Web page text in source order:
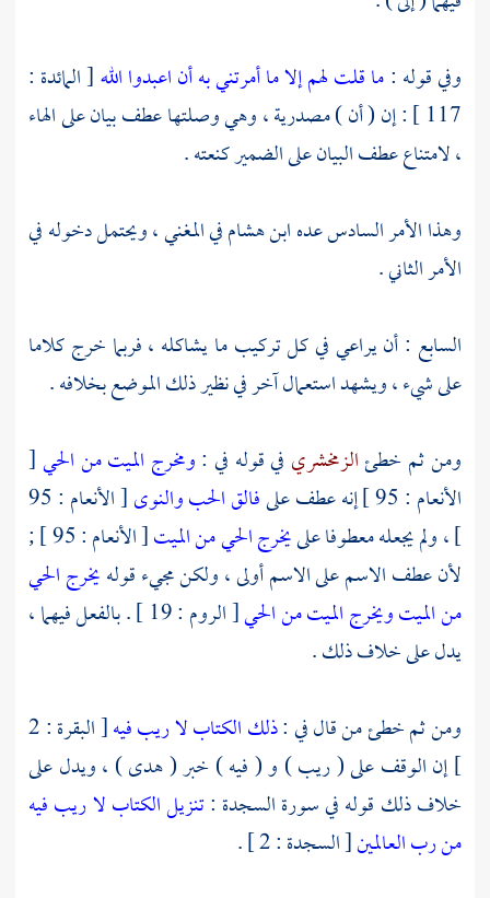
وفي قوله :ما قلت لهم إلا ما أمرتني به أن اعبدوا الله[ المائدة :
117 ] : إن ( أن ) مصدرية ، وهي وصلتها عطف بيان على الهاء
، لامتناع عطف البيان على الضمير كنعته .
وهذا الأمر السادس عدهابن هشامفي المغني ، ويحتمل دخوله في
الأمر الثاني .
السابع : أن يراعي في كل تركيب ما يشاكله ، فربما خرج كلاما
على شيء ، ويشهد استعمال آخر في نظير ذلك الموضع بخلافه .
ومن ثم خطئالزمخشري في قوله في :ومخرج الميت من الحي[
الأنعام : 95 ] إنه عطف على
فالق الحب والنوى
[ الأنعام : 95
] ، ولم يجعله معطوفا علىيخرج الحي من الميت
[ الأنعام : 95 ] ;
لأن عطف الاسم على الاسم أولى ، ولكن مجيء قولهيخرج الحي
من الميت ويخرج الميت من الحي
[ الروم : 19 ] . بالفعل فيهما ،
يدل على خلاف ذلك .
ومن ثم خطئ من قال في :ذلك الكتاب لا ريب فيه
[ البقرة : 2
] إن الوقف على ( ريب ) و ( فيه ) خبر ( هدى ) ، ويدل على
خلاف ذلك قوله في سورة السجدة :تنزيل الكتاب لا ريب فيه
من رب العالمين[ السجدة : 2 ] .